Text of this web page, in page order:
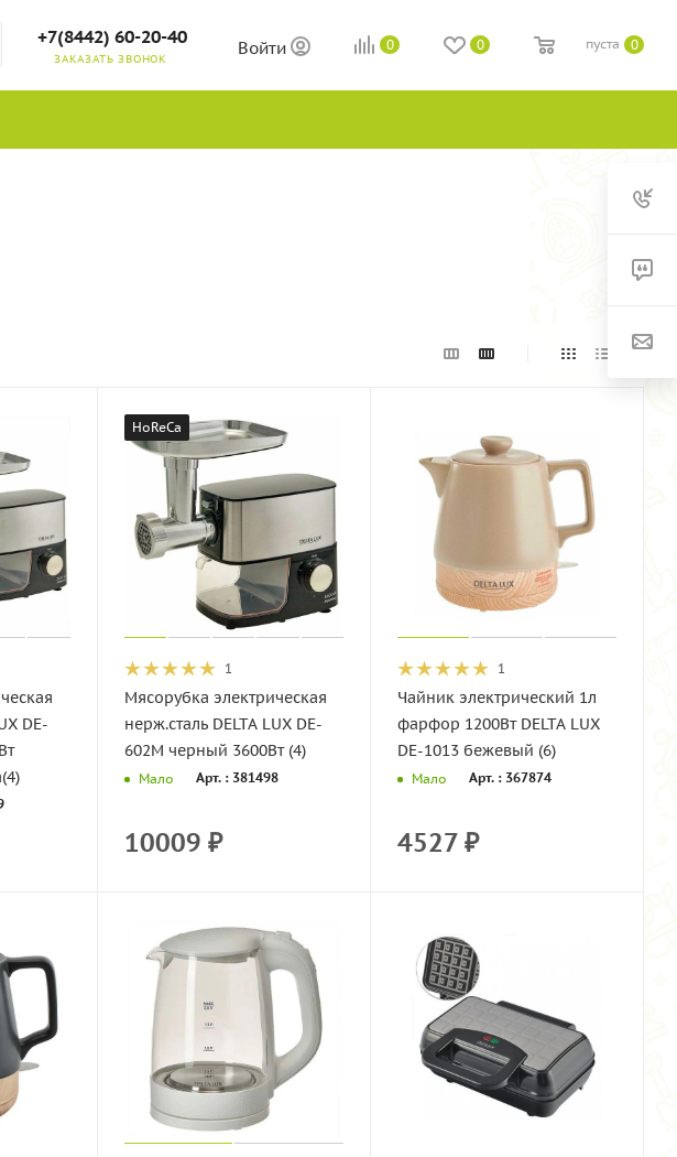
+7(8442) 60-20-40
ЗАКАЗАТЬ ЗВОНОК
Войти 0 0 0
пуста
DE-
HoReCa
1
Мясорубка электрическая
нерж.сталь DELTA LUX DE-
602M черный 3600Вт (4)
Мало Арт. : 381498
10009 ₽
1
Чайник электрический 1л
фарфор 1200Вт DELTA LUX
DE-1013 бежевый (6)
Мало Арт. : 367874
4527₽